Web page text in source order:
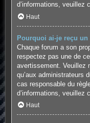
d’informations, veuillez
Haut
Pourquoi ai-je reçu un
Chaque forum a son
respectez pas une de
avertissement. Veuillez
qu’aux administrateurs
cas responsable du
d’informations, veuillez
Haut